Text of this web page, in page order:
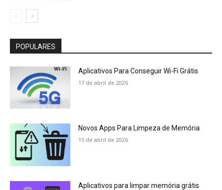
POPULARES
Aplicativos Para Conseguir Wi-Fi Grátis
17 de abril de 2026
Novos Apps Para Limpeza de Memória
15 de abril de 2026
Aplicativos para limpar memória grátis